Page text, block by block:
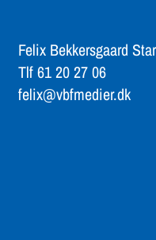
Felix Bekkersgaard
Tlf 61 20 27 06
felix@vbfmedier.dk